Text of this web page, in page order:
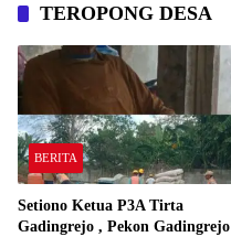
TEROPONG DESA
BERITA
Setiono Ketua P3A Tirta
Gadingrejo , Pekon Gadingrejo